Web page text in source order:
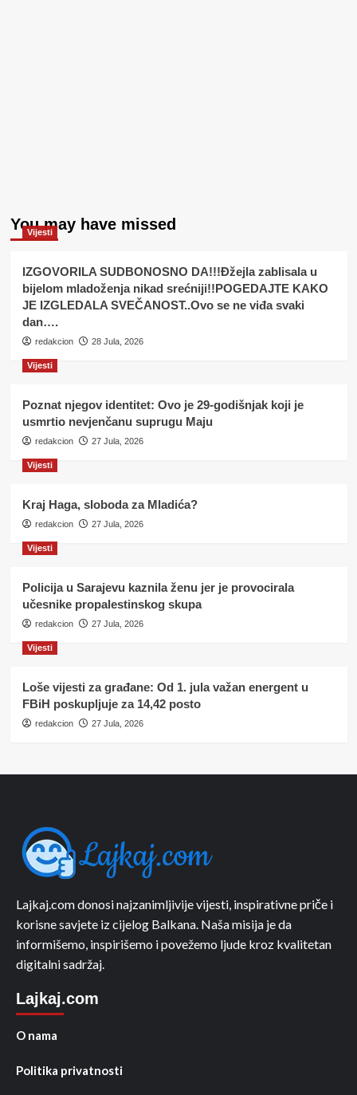
You may have missed
Vijesti
IZGOVORILA SUDBONOSNO DA!!!Đžejla zablisala u
bijelom mladoženja nikad srećniji!!POGEDAJTE KAKO
JE IZGLEDALA SVEČANOST..Ovo se ne viđa svaki
dan….
redakcion 28 Jula, 2026
Vijesti
Poznat njegov identitet: Ovo je 29-godišnjak koji je
usmrtio nevjenčanu suprugu Maju
redakcion 27 Jula, 2026
Vijesti
Kraj Haga, sloboda za Mladića?
redakcion 27 Jula, 2026
Vijesti
Policija u Sarajevu kaznila ženu jer je provocirala
učesnike propalestinskog skupa
redakcion 27 Jula, 2026
Vijesti
Loše vijesti za građane: Od 1. jula važan energent u
FBiH poskupljuje za 14,42 posto
redakcion 27 Jula, 2026
Lajkaj.com donosi najzanimljivije vijesti, inspirativne priče i
korisne savjete iz cijelog Balkana. Naša misija je da
informišemo, inspirišemo i povežemo ljude kroz kvalitetan
digitalni sadržaj.
Lajkaj.com
O nama
Politika privatnosti